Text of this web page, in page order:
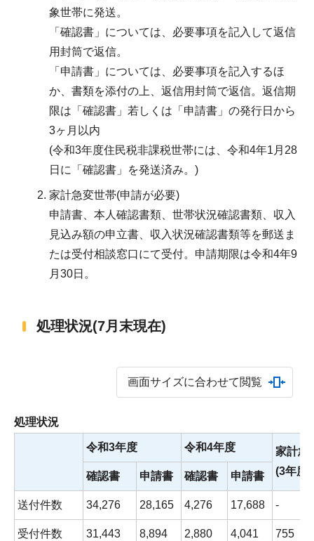
象世帯に発送。
「確認書」については、必要事項を記入して返信
用封筒で返信。
「申請書」については、必要事項を記入するほ
か、書類を添付の上、返信用封筒で返信。返信期
限は「確認書」若しくは「申請書」の発行日から
3ヶ月以内
(令和3年度住民税非課税世帯には、令和4年1月28
日に「確認書」を発送済み。)
家計急変世帯(申請が必要)
申請書、本人確認書類、世帯状況確認書類、収入
見込み額の申立書、収入状況確認書類等を郵送ま
たは受付相談窓口にて受付。申請期限は令和4年9
月30日。
処理状況(7月末現在)
画面サイズに合わせて閲覧
処理状況
令和3年度 令和4年度
家計急
(3年度
確認書 申請書 確認書 申請書
送付件数 34,276 28,165 4,276 17,688 -
受付件数 31,443 8,894 2,880 4,041 755